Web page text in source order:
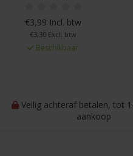
€3,99 Incl. btw
€3,30 Excl. btw
Beschikbaar
Veilig achteraf betalen, tot
aankoop